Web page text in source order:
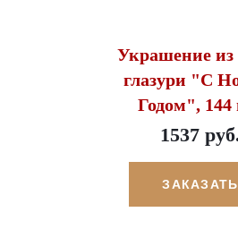
Украшение из
глазури "С
Годом", 144
1537
ЗАКАЗАТЬ